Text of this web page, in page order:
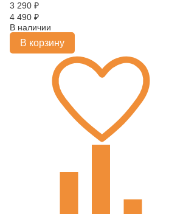
3 290 ₽
4 490 ₽
В наличии
В корзину